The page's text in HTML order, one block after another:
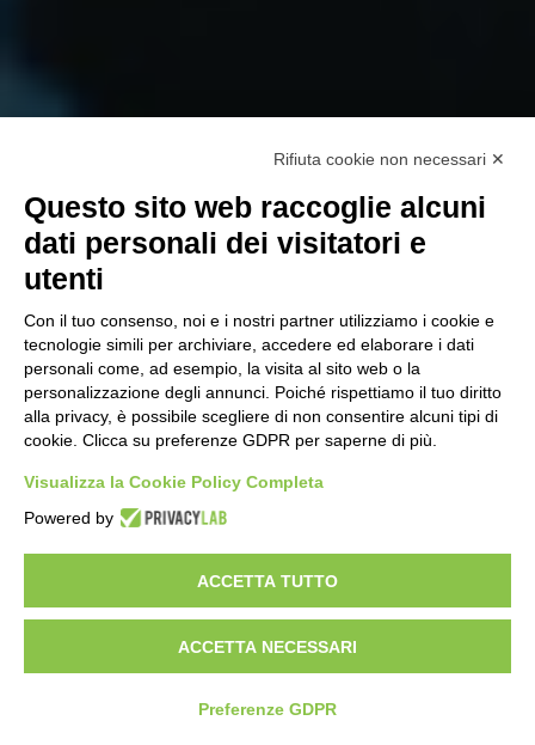
Rifiuta cookie non necessari ✕
Questo sito web raccoglie alcuni
dati personali dei visitatori e
utenti
Con il tuo consenso, noi e i nostri partner utilizziamo i cookie e
tecnologie simili per archiviare, accedere ed elaborare i dati
personali come, ad esempio, la visita al sito web o la
personalizzazione degli annunci. Poiché rispettiamo il tuo diritto
alla privacy, è possibile scegliere di non consentire alcuni tipi di
cookie. Clicca su preferenze GDPR per saperne di più.
Visualizza la Cookie Policy Completa
Powered by
ACCETTA TUTTO
ACCETTA NECESSARI
Preferenze GDPR